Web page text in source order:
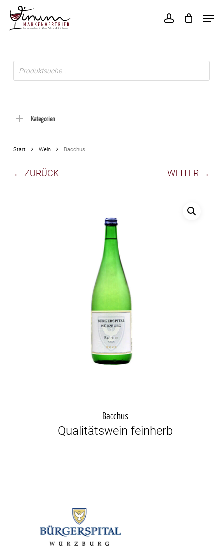
account
Products
search
Kategorien
Start Wein Bacchus
← ZURÜCK WEITER →
Bacchus
Qualitätswein feinherb